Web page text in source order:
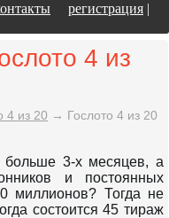
регистрация |
4 из
4 из 20 → Гослото 4 из 20
больше 3-х месяцев, а
и постоянных
миллионов? Тогда не
состоится 45 тираж